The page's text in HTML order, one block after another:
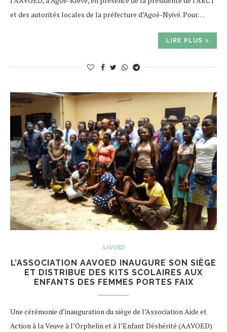
et des autorités locales de la préfecture d’Agoè-Nyivé. Pour…
LIRE PLUS
AAVOED
L’ASSOCIATION AAVOED INAUGURE SON SIÈGE
ET DISTRIBUE DES KITS SCOLAIRES AUX
ENFANTS DES FEMMES PORTES FAIX
Une cérémonie d’inauguration du siège de l’Association Aide et
Action à la Veuve à l’Orphelin et à l’Enfant Déshérité (AAVOED)